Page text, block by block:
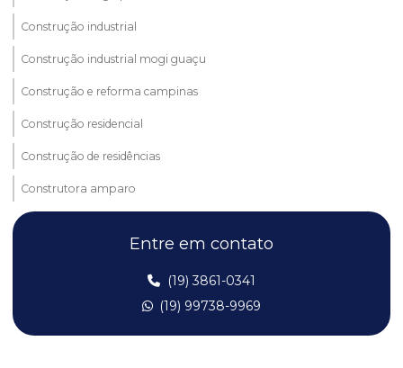
Construção industrial
Construção industrial mogi guaçu
Construção e reforma campinas
Construção residencial
Construção de residências
Construtora amparo
Construtora em araras sp
Construtora campinas
Construtora de casas em sp
Entre em contato
(19) 3861-0341
(19) 99738-9969